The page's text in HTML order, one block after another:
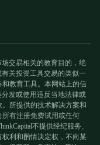
交易相关的教育目的，绝
关投资工具交易的类似一
和教育工具。本网站上的信
发或使用违反当地法律或
所提供的技术解决方案和
所有注册免费试用或任何
不提供经纪服务、
权利和酌情决定权，不向某